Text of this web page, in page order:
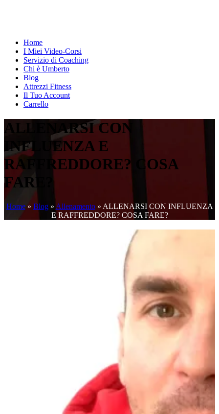
Home
I Miei Video-Corsi
Servizio di Coaching
Chi è Umberto
Blog
Attrezzi Fitness
Il Tuo Account
Carrello
ALLENARSI CON
INFLUENZA E
RAFFREDDORE? COSA
FARE?
Home» Blog» Allenamento» ALLENARSI CON INFLUENZA
E RAFFREDDORE? COSA FARE?